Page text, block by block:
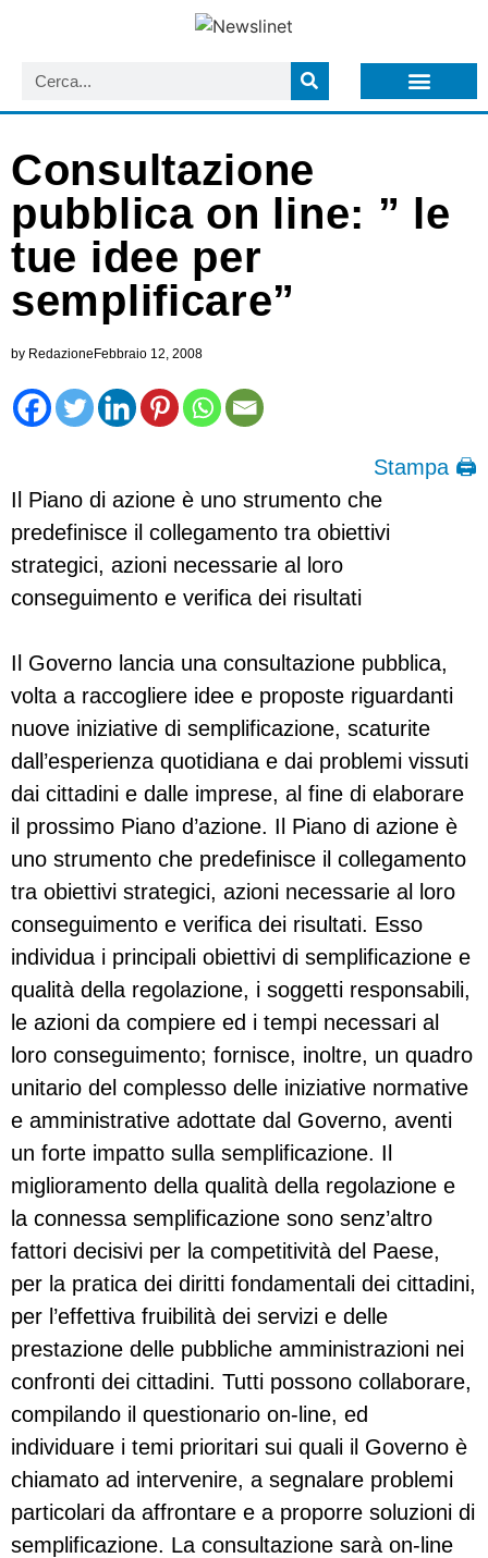
Consultazione
pubblica on line: ” le
tue idee per
semplificare”
by RedazioneFebbraio 12, 2008
Stampa 🖨
Il Piano di azione è uno strumento che
predefinisce il collegamento tra obiettivi
strategici, azioni necessarie al loro
conseguimento e verifica dei risultati
Il Governo lancia una consultazione pubblica,
volta a raccogliere idee e proposte riguardanti
nuove iniziative di semplificazione, scaturite
dall’esperienza quotidiana e dai problemi vissuti
dai cittadini e dalle imprese, al fine di elaborare
il prossimo Piano d’azione. Il Piano di azione è
uno strumento che predefinisce il collegamento
tra obiettivi strategici, azioni necessarie al loro
conseguimento e verifica dei risultati. Esso
individua i principali obiettivi di semplificazione e
qualità della regolazione, i soggetti responsabili,
le azioni da compiere ed i tempi necessari al
loro conseguimento; fornisce, inoltre, un quadro
unitario del complesso delle iniziative normative
e amministrative adottate dal Governo, aventi
un forte impatto sulla semplificazione. Il
miglioramento della qualità della regolazione e
la connessa semplificazione sono senz’altro
fattori decisivi per la competitività del Paese,
per la pratica dei diritti fondamentali dei cittadini,
per l’effettiva fruibilità dei servizi e delle
prestazione delle pubbliche amministrazioni nei
confronti dei cittadini. Tutti possono collaborare,
compilando il questionario on-line, ed
individuare i temi prioritari sui quali il Governo è
chiamato ad intervenire, a segnalare problemi
particolari da affrontare e a proporre soluzioni di
semplificazione. La consultazione sarà on-line